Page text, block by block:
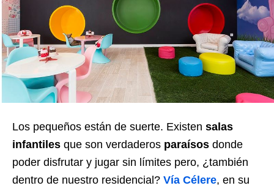
Los pequeños están de suerte. Existen salas
infantiles que son verdaderos paraísos donde
poder disfrutar y jugar sin límites pero, ¿también
dentro de nuestro residencial? Vía Célere, en su